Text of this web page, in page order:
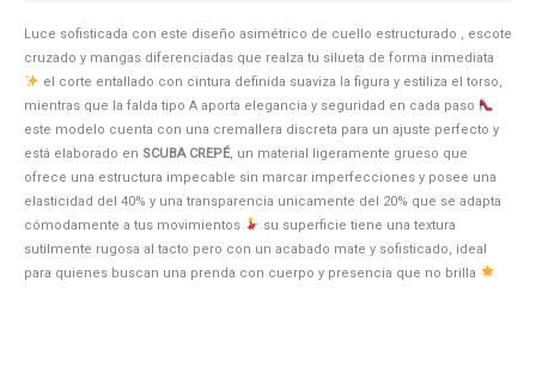
Luce sofisticada con este diseño asimétrico de cuello estructurado , escote
cruzado y mangas diferenciadas que realza tu silueta de forma inmediata
el corte entallado con cintura definida suaviza la figura y estiliza el torso,
mientras que la falda tipo A aporta elegancia y seguridad en cada paso
este modelo cuenta con una cremallera discreta para un ajuste perfecto y
está elaborado en SCUBA CREPÉ, un material ligeramente grueso que
ofrece una estructura impecable sin marcar imperfecciones y posee una
elasticidad del 40% y una transparencia unicamente del 20% que se adapta
cómodamente a tus movimientos
su superficie tiene una textura
sutilmente rugosa al tacto pero con un acabado mate y sofisticado, ideal
para quienes buscan una prenda con cuerpo y presencia que no brilla